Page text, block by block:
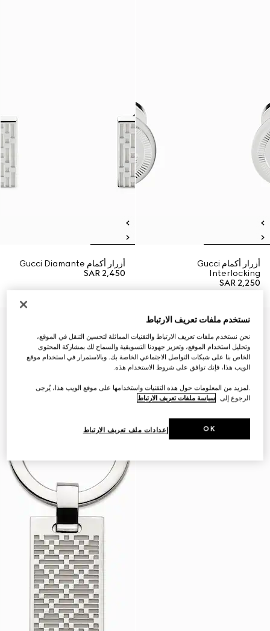
أزرار أكمام Gucci
Interlocking
SAR 2,250
أزرار أكمام Gucci Diamante
SAR 2,450
نستخدم ملفات تعريف الارتباط
نحن نستخدم ملفات تعريف الارتباط والتقنيات المماثلة لتحسين التنقل في الموقع،
وتحليل استخدام الموقع، وتعزيز جهودنا التسويقية والسماح لك بمشاركة المحتوى
الخاص بنا على شبكات التواصل الاجتماعي الخاصة بك. وبالاستمرار في استخدام موقع
الويب هذا، فإنك توافق على شروط الاستخدام هذه.
.لمزيد من المعلومات حول هذه التقنيات واستخدامها على موقع الويب هذا، يُرجى
الرجوع إلى سياسة ملفات تعريف الارتباط
إعدادات ملف تعريف الارتباط OK